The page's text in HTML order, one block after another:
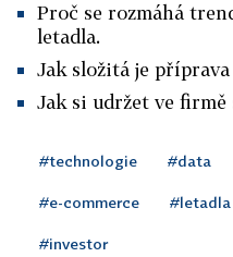
Proč se rozmáhá
letadla.
Jak složitá je
Jak si udržet ve firmě
#technologie #data
#e-commerce #letadla
#investor